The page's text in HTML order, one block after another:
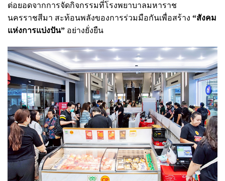
ต่อยอดจากการจัดกิจกรรมที่โรงพยาบาลมหาราช
นครราชสีมา สะท้อนพลังของการร่วมมือกันเพื่อสร้าง “สังคม
แห่งการแบ่งปัน” อย่างยั่งยืน